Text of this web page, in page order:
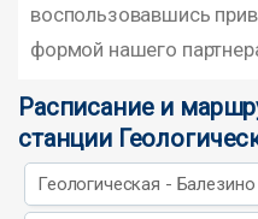
воспользовавшись
формой нашего
Расписание и
станции
Геологическая - Балезино